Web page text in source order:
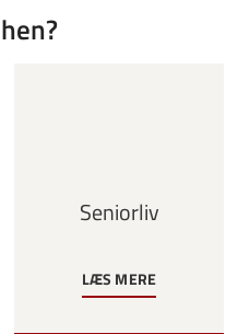
Seniorliv
LÆS MERE